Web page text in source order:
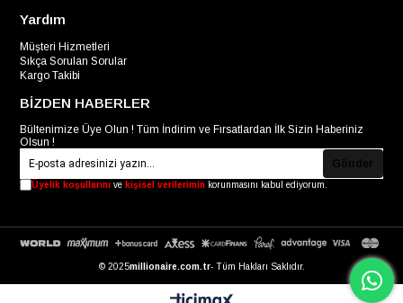
Yardım
Müşteri Hizmetleri
Sıkça Sorulan Sorular
Kargo Takibi
BİZDEN HABERLER
Bültenimize Üye Olun ! Tüm İndirim ve Fırsatlardan İlk Sizin Haberiniz
Olsun !
Gönder
Üyelik koşullarını ve kişisel verilerimin korunmasını kabul ediyorum.
© 2025millionaire.com.tr- Tüm Hakları Saklıdır.